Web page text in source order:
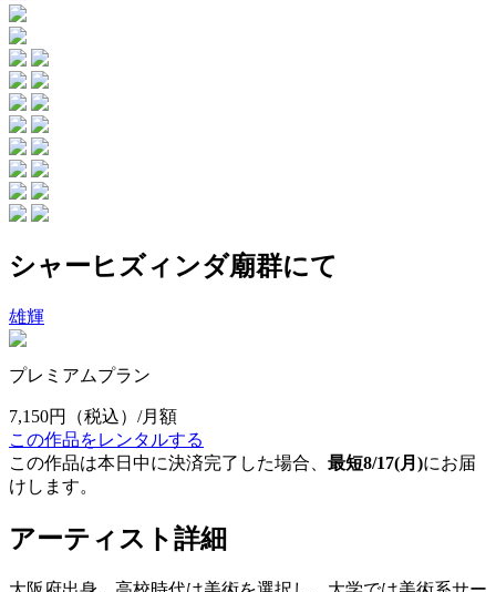
シャーヒズィンダ廟群にて
雄輝
プレミアムプラン
7,150円
（税込）/月額
この作品をレンタルする
この作品は本日中に決済完了した場合、 最短8/17(月)にお届
けします。
アーティスト詳細